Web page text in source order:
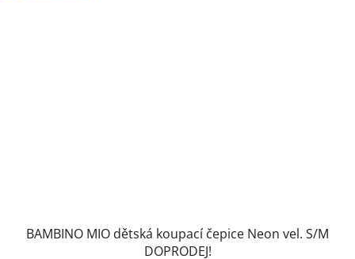
BAMBINO MIO dětská koupací čepice Neon vel. S/M
DOPRODEJ!